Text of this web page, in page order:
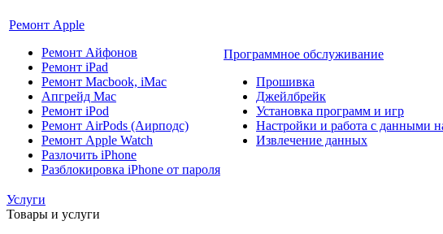
Ремонт Apple
Ремонт Айфонов
Ремонт iPad
Ремонт Macbook, iMac
Апгрейд Mac
Ремонт iPod
Ремонт AirPods (Аирподс)
Ремонт Apple Watch
Разлочить iPhone
Разблокировка iPhone от пароля
Программное обслуживание
Прошивка
Джейлбрейк
Установка программ и игр
Настройки и работа с данными
Извлечение данных
Услуги
Товары и услуги